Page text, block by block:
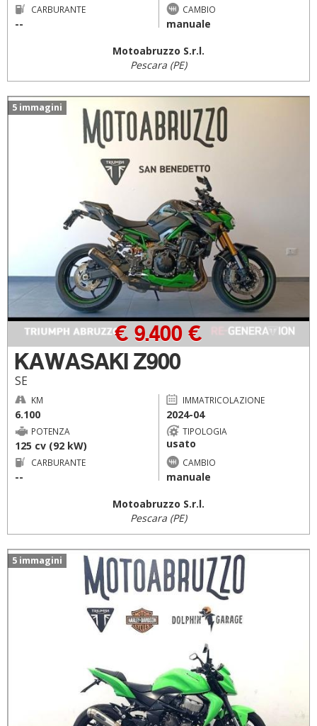
CARBURANTE
--
CAMBIO
manuale
Motoabruzzo S.r.l.
Pescara (PE)
5 immagini
KAWASAKI Z900
SE
€ 9.400 €
KM
6.100
IMMATRICOLAZIONE
2024-04
POTENZA
125 cv (92 kW)
TIPOLOGIA
usato
CARBURANTE
--
CAMBIO
manuale
Motoabruzzo S.r.l.
Pescara (PE)
5 immagini